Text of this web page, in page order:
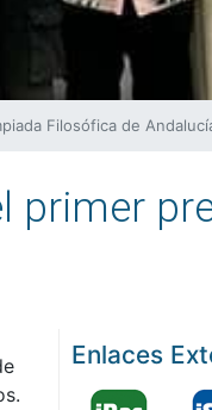
Filosófica de
primer
Enlaces